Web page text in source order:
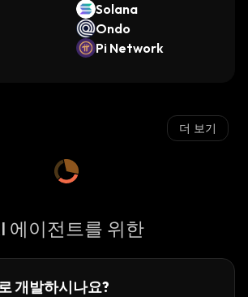
Solana
Ondo
Pi Network
더 보기
에이전트를 위한
개발하시나요?